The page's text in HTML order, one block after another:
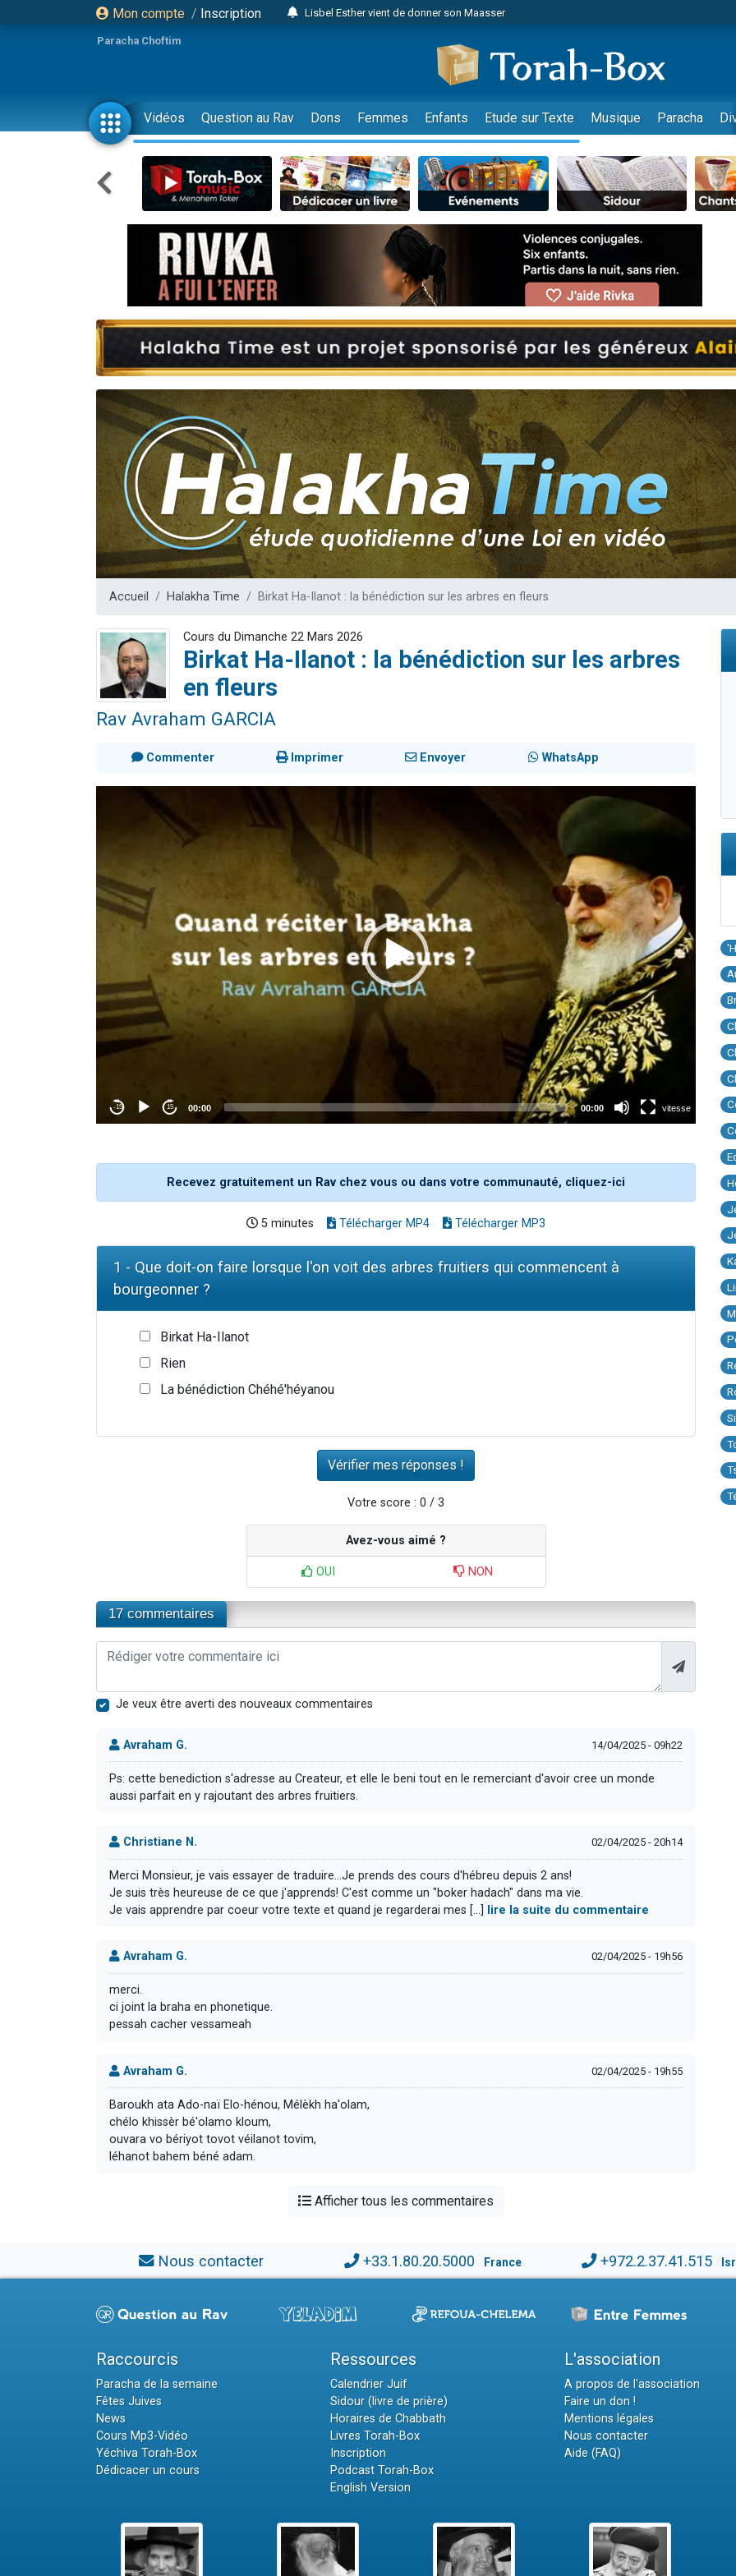
Mon compte / Inscription
Lisbel Esther vient de donner son Maasser
3 personnes viennent de nous rejoindre sur WhatsApp
11 personnes viennent de demander une bénédiction
3 personnes viennent de faire un don pour Diane, 80 ans, dans un appartement
Il reste 49 places pour étudier en groupe sur Zoom
2 personnes viennent de nous rejoindre sur WhatsApp
29 personnes viennent de demander une bénédiction
Il reste 49 places pour étudier en groupe sur Zoom
2 personnes viennent de nous rejoindre sur WhatsApp
6 personnes viennent de nous rejoindre sur WhatsApp
4 personnes viennent de faire un don pour Reloger Rivka, 6 enfants, victime de
2 personnes viennent de faire un don pour 1 Journée de Vacances Pour les Enfants
17 personnes viennent de demander une bénédiction
Eva vient de donner son Maasser
4 personnes viennent de nous rejoindre sur WhatsApp
3 personnes viennent de nous rejoindre sur WhatsApp
3 personnes viennent de faire un don pour Événements Torah-Box
Paracha Choftim
Vidéos Question au Rav Dons Femmes Enfants Etude sur Texte Musique Paracha
Accueil Halakha Time Birkat Ha-Ilanot : la bénédiction sur les arbres en fleurs
Cours du Dimanche 22 Mars 2026
Birkat Ha-Ilanot : la bénédiction sur les arbres
en fleurs
Rav Avraham GARCIA
Commenter Imprimer Envoyer WhatsApp
Recevez gratuitement un Rav chez vous ou dans votre communauté, cliquez-ici
5 minutes Télécharger MP4 Télécharger MP3
1 - Que doit-on faire lorsque l'on voit des arbres fruitiers qui commencent à
bourgeonner ?
Birkat Ha-Ilanot
Rien
La bénédiction Chéhé'héyanou
Votre score : 0 / 3
Avez-vous aimé ?
OUI NON
17 commentaires
Je veux être averti des nouveaux commentaires
Avraham G. 14/04/2025 - 09h22
Ps: cette benediction s'adresse au Createur, et elle le beni tout en le remerciant d'avoir cree un monde
aussi parfait en y rajoutant des arbres fruitiers.
Christiane N. 02/04/2025 - 20h14
Merci Monsieur, je vais essayer de traduire...Je prends des cours d'hébreu depuis 2 ans!
Je suis très heureuse de ce que j'apprends! C'est comme un "boker hadach" dans ma vie.
Je vais apprendre par coeur votre texte et quand je regarderai mes [...]
lire la suite du commentaire
Avraham G. 02/04/2025 - 19h56
merci.
ci joint la braha en phonetique.
pessah cacher vessameah
Avraham G. 02/04/2025 - 19h55
Baroukh ata Ado-naï Elo-hénou, Mélèkh ha'olam,
chélo khissèr bé'olamo kloum,
ouvara vo bériyot tovot véilanot tovim,
léhanot bahem béné adam.
Afficher tous les commentaires
Nous contacter +33.1.80.20.5000 France +972.2.37.41.515
Raccourcis
Paracha de la semaine
Fêtes Juives
News
Cours Mp3-Vidéo
Yéchiva Torah-Box
Dédicacer un cours
Ressources
Calendrier Juif
Sidour (livre de prière)
Horaires de Chabbath
Livres Torah-Box
Inscription
Podcast Torah-Box
English Version
L'association
A propos de l'association
Faire un don !
Mentions légales
Nous contacter
Aide (FAQ)